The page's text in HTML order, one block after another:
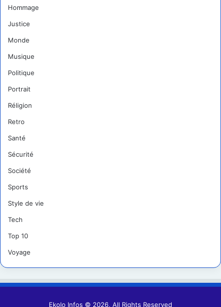
Hommage
Justice
Monde
Musique
Politique
Portrait
Réligion
Retro
Santé
Sécurité
Société
Sports
Style de vie
Tech
Top 10
Voyage
Ekolo Infos © 2026, All Rights Reserved